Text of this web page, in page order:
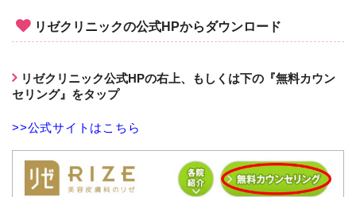
リゼクリニックの公式HPからダウンロード
リゼクリニック公式HPの右上、もしくは下の『無料カウン
セリング』をタップ
>>公式サイトはこちら